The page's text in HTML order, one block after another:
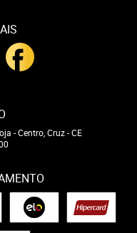
-Centro, Cruz-CE